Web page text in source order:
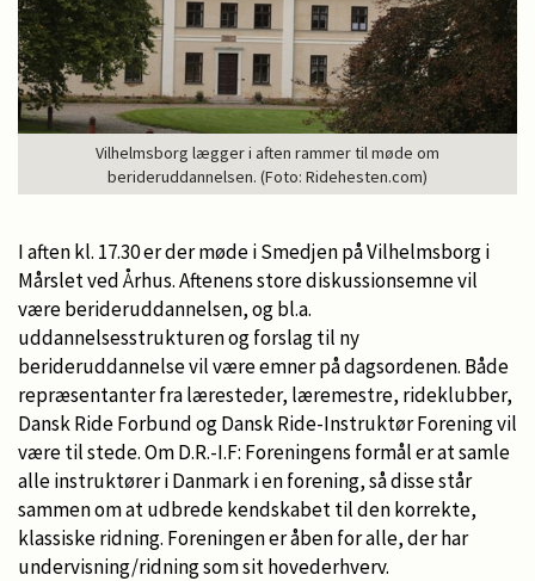
Vilhelmsborg lægger i aften rammer til møde om
berideruddannelsen. (Foto: Ridehesten.com)
I aften kl. 17.30 er der møde i Smedjen på Vilhelmsborg i
Mårslet ved Århus. Aftenens store diskussionsemne vil
være berideruddannelsen, og bl.a.
uddannelsesstrukturen og forslag til ny
berideruddannelse vil være emner på dagsordenen. Både
repræsentanter fra læresteder, læremestre, rideklubber,
Dansk Ride Forbund og Dansk Ride-Instruktør Forening vil
være til stede. Om D.R.-I.F: Foreningens formål er at samle
alle instruktører i Danmark i en forening, så disse står
sammen om at udbrede kendskabet til den korrekte,
klassiske ridning. Foreningen er åben for alle, der har
undervisning/ridning som sit hovederhverv.